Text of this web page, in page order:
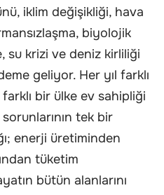
iklim değişikliği, hava
biyolojik
su krizi ve deniz kirliliği
geliyor. Her yıl farklı
bir ülke ev sahipliği
tek bir
enerji üretiminden
tüketim
bütün alanlarını